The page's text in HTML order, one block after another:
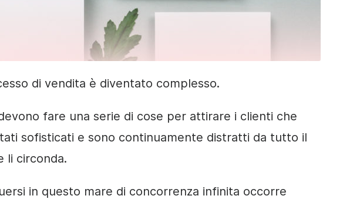
di vendita è diventato complesso.
fare una serie di cose per attirare i clienti che
sofisticati e sono continuamente distratti da tutto il
li circonda.
in questo mare di concorrenza infinita occorre